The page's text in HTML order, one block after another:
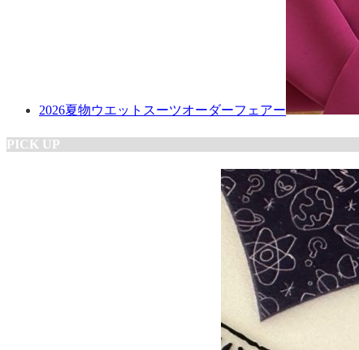
2026夏物ウエットスーツオーダーフェアー
PICK UP